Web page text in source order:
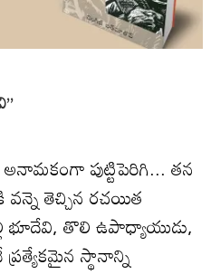
పుట్టిపెరిగి... తన
వన్నె తెచ్చిన రచయిత
భూదేవి, తొలి ఉపాధ్యాయుడు,
స్థానాన్ని